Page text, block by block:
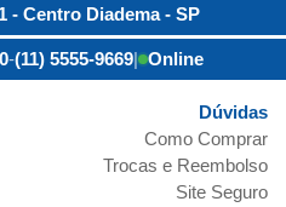
- Centro Diadema- SP
-(11) 5555-9669| Online
Dúvidas
Como Comprar
Trocas e Reembolso
Site Seguro